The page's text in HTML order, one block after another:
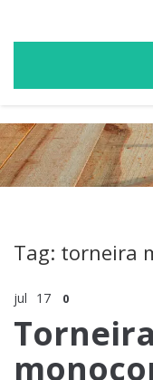
Tag: torneira
jul 17 0